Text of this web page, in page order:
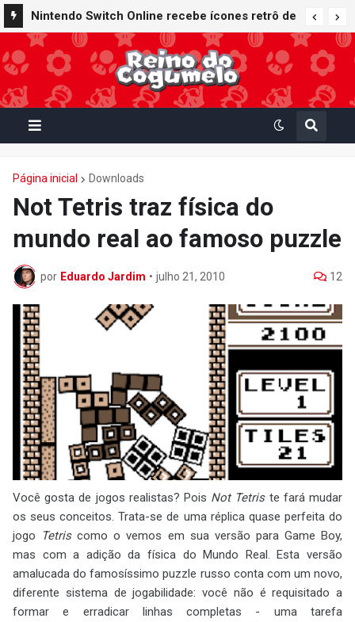
Nintendo Switch Online recebe ícones retrô de
Mario Paint (SNES) e Mario Kart: Super Circuit
(GBA)
Página inicial Downloads
Not Tetris traz física do
mundo real ao famoso puzzle
por Eduardo Jardim • julho 21, 2010 12
Você gosta de jogos realistas? Pois Not Tetriste fará mudar
os seus conceitos. Trata-se de uma réplica quase perfeita do
jogo
Tetriscomo o vemos em sua versão para Game Boy,
mas com a adição da física do Mundo Real. Esta versão
amalucada do famosíssimo puzzle russo conta com um novo,
diferente sistema de jogabilidade: você não é requisitado a
formar e erradicar linhas completas - uma tarefa